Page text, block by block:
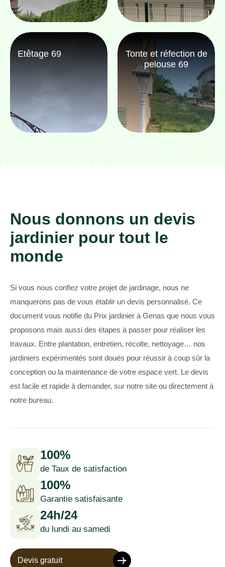
Etêtage 69
Tonte et réfection de
pelouse 69
Nous donnons un devis
jardinier pour tout le
monde
Si vous nous confiez votre projet de jardinage, nous ne
manquerons pas de vous établir un devis personnalisé. Ce
document vous notifie du Prix jardinier à Genas que nous vous
proposons mais aussi des étapes à passer pour réaliser les
travaux. Entre plantation, entretien, récolte, nettoyage… nos
jardiniers expérimentés sont doués pour réussir à coup sûr la
conception ou la maintenance de votre espace vert. Le devis
est facile et rapide à demander, sur notre site ou directement à
notre bureau.
100%
de Taux de satisfaction
100%
Garantie satisfaisante
24h/24
du lundi au samedi
Devis gratuit